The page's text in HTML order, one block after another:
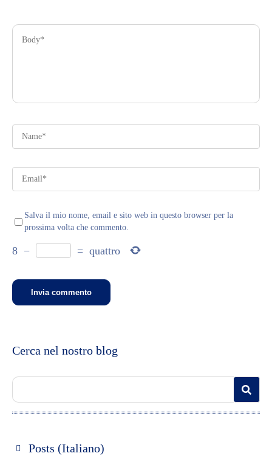
Salva il mio nome, email e sito web in questo browser per la
prossima volta che commento.
8 − = quattro
Cerca nel nostro blog
Posts (Italiano)